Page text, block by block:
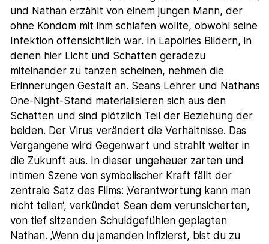
und Nathan erzählt von einem jungen Mann, der
ohne Kondom mit ihm schlafen wollte, obwohl seine
Infektion offensichtlich war. In Lapoiries Bildern, in
denen hier Licht und Schatten geradezu
miteinander zu tanzen scheinen, nehmen die
Erinnerungen Gestalt an. Seans Lehrer und Nathans
One-Night-Stand materialisieren sich aus den
Schatten und sind plötzlich Teil der Beziehung der
beiden. Der Virus verändert die Verhältnisse. Das
Vergangene wird Gegenwart und strahlt weiter in
die Zukunft aus. In dieser ungeheuer zarten und
intimen Szene von symbolischer Kraft fällt der
zentrale Satz des Films: ‚Verantwortung kann man
nicht teilen‘, verkündet Sean dem verunsicherten,
von tief sitzenden Schuldgefühlen geplagten
Nathan. ‚Wenn du jemanden infizierst, bist du zu